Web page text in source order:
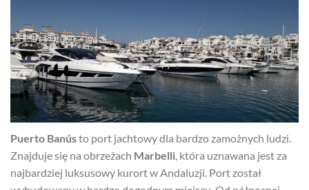
Puerto Banústo port jachtowy dla bardzo zamożnych ludzi.
Znajduje się na obrzeżach Marbelli, która uznawana jest za
najbardziej luksusowy kurort w Andaluzji. Port został